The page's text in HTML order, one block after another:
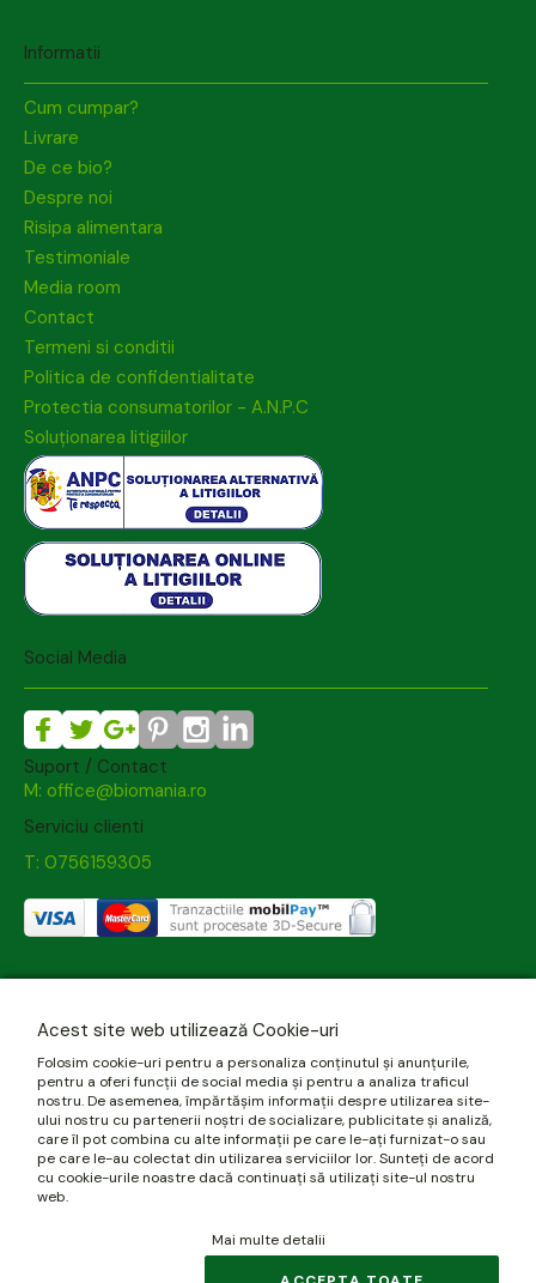
Informatii
Cum cumpar?
Livrare
De ce bio?
Despre noi
Risipa alimentara
Testimoniale
Media room
Contact
Termeni si conditii
Politica de confidentialitate
Protectia consumatorilor - A.N.P.C
Soluționarea litigiilor
Social Media
Suport / Contact
M: office@biomania.ro
Serviciu clienti
T: 0756159305
Acest site web utilizează Cookie-uri
Folosim cookie-uri pentru a personaliza conținutul și anunțurile,
pentru a oferi funcții de social media și pentru a analiza traficul
nostru. De asemenea, împărtășim informații despre utilizarea site-
ului nostru cu partenerii noștri de socializare, publicitate și analiză,
care îl pot combina cu alte informații pe care le-ați furnizat-o sau
pe care le-au colectat din utilizarea serviciilor lor. Sunteți de acord
cu cookie-urile noastre dacă continuați să utilizați site-ul nostru
web.
Mai multe detalii